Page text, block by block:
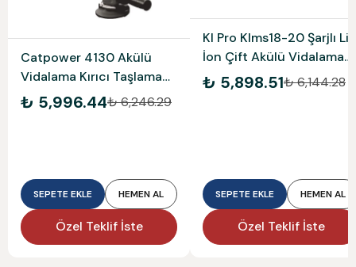
Catpower 4130 Akülü
Vidalama Kırıcı Taşlama
Aküsüz Set (Akü Ve Şarj
Cihazı Dahil Değildir)
₺ 5,996.44₺ 6,246.29
SEPETE EKLE HEMEN AL
Özel Teklif İste
Kl Pro Klms18-20 Şarjlı Li-
İon Çift Akülü Vidalama
Multi Set Matkap
Tornavida Dekupaj Raspa
₺ 5,898.51₺ 6,144.28
SEPETE EKLE HEMEN AL
Özel Teklif İste